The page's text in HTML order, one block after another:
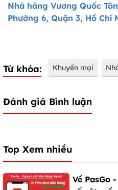
Nhà hàng Vương Quốc
Phường 6, Quận 3, Hồ Chí
Từ khóa: Khuyến mại
Đánh giá Bình luận
Top Xem nhiều
Về PasGo